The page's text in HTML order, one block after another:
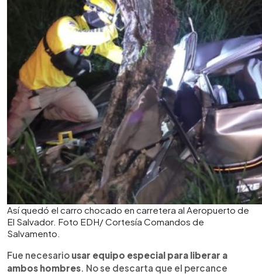
Así quedó el carro chocado en carretera al Aeropuerto de
El Salvador. Foto EDH/ Cortesía Comandos de
Salvamento.
Fue necesario usar equipo especial para liberar a
ambos hombres . No se descarta que el percance